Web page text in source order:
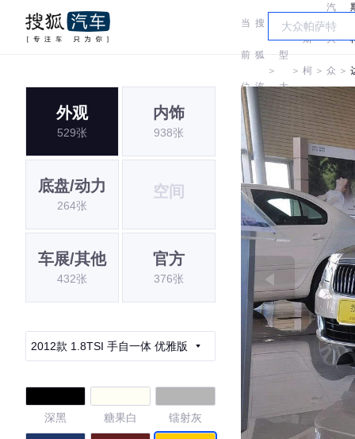
当
前
位
置:
搜
狐
汽
车
＞
车
型
大
全
＞
斯
柯
达
＞
汽
大
众
斯
柯
达
＞
外观
529张
内饰
938张
底盘/动力
264张
空间
车展/其他
432张
官方
376张
2012款 1.8TSI 手自一体 优雅版
深黑 糖果白 镭射灰